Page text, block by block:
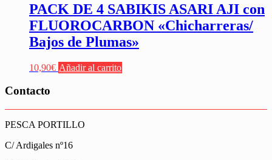
PACK DE 4 SABIKIS ASARI AJI con
FLUOROCARBON «Chicharreras/
Bajos de Plumas»
10,90€ Añadir al carrito
Contacto
PESCA PORTILLO
C/ Ardigales nº16